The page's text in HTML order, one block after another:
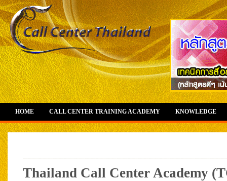
HOME CALL CENTER TRAINING ACADEMY KNOWLEDGE
Thailand Call Center Academy